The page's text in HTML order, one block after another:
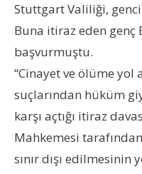
Stuttgart Valiliği,
Buna itiraz eden genç
başvurmuştu.
“Cinayet ve ölüme yol
suçlarından hüküm
karşı açtığı itiraz
Mahkemesi
sınır dışı edilmesinin